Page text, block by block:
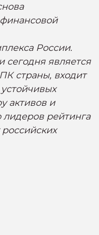
России.
сегодня является
страны, входит
активов и
лидеров рейтинга